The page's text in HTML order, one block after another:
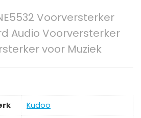
Voorversterker
Audio Voorversterker
voor Muziek
‎Kudoo